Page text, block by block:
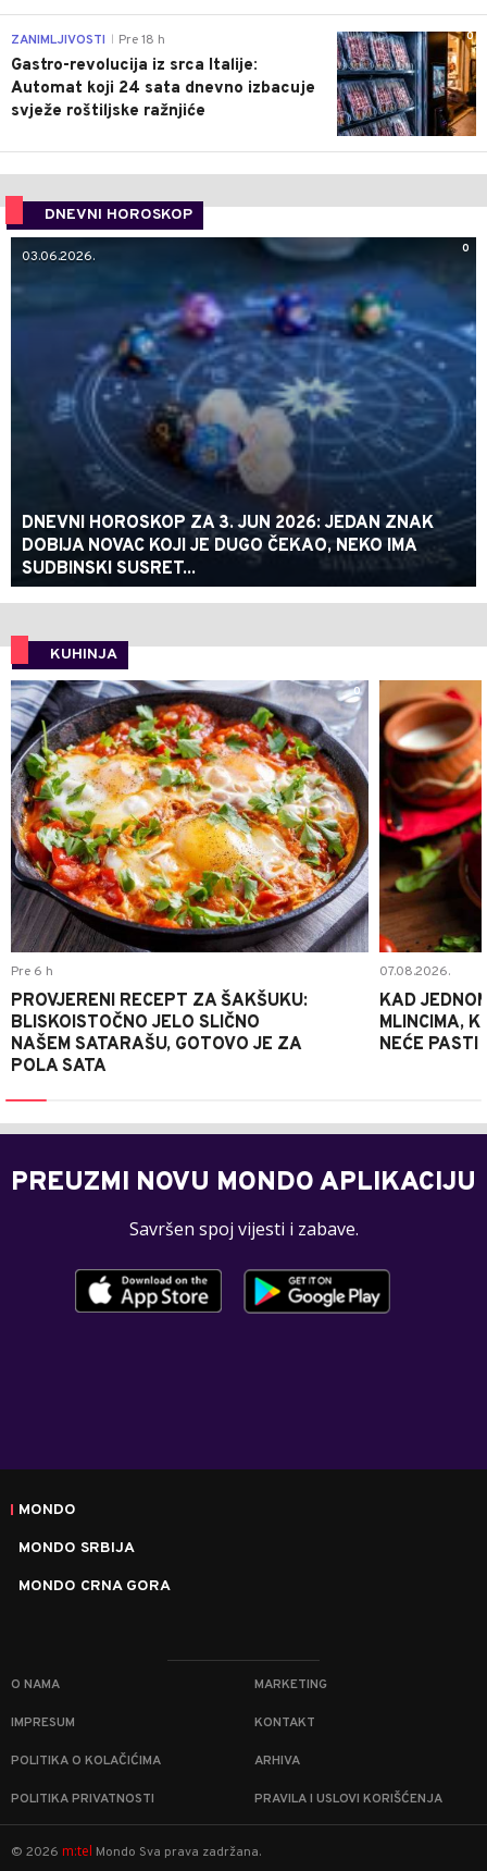
0
ZANIMLJIVOSTI Pre 18 h
Gastro-revolucija iz srca Italije:
Automat koji 24 sata dnevno izbacuje
svježe roštiljske ražnjiće
DNEVNI HOROSKOP
0
03.06.2026.
DNEVNI HOROSKOP ZA 3. JUN 2026: JEDAN ZNAK
DOBIJA NOVAC KOJI JE DUGO ČEKAO, NEKO IMA
SUDBINSKI SUSRET...
KUHINJA
0
Pre 6 h
PROVJERENI RECEPT ZA ŠAKŠUKU:
BLISKOISTOČNO JELO SLIČNO
NAŠEM SATARAŠU, GOTOVO JE ZA
POLA SATA
07.08.2026.
KAD
MLINCIMA,
NEĆE PASTI
PREUZMI NOVU MONDO APLIKACIJU
Savršen spoj vijesti i zabave.
MONDO
MONDO SRBIJA
MONDO CRNA GORA
O NAMA MARKETING
IMPRESUM KONTAKT
POLITIKA O KOLAČIĆIMA ARHIVA
POLITIKA PRIVATNOSTI PRAVILA I USLOVI KORIŠĆENJA
© 2026 m:tel Mondo Sva prava zadržana.